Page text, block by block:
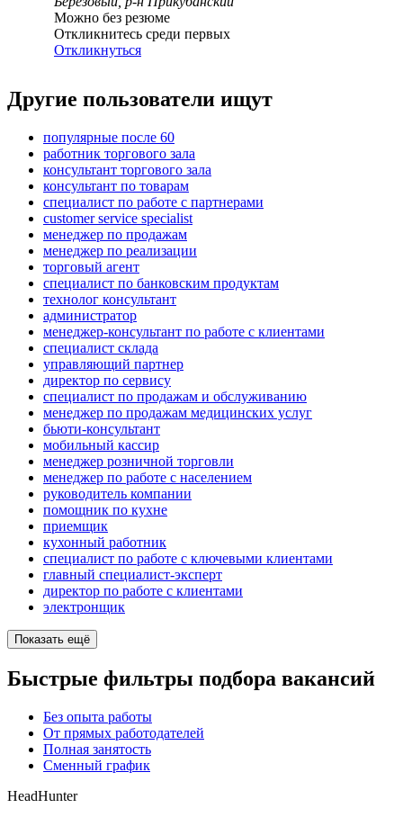
Можно без резюме
Откликнитесь среди первых
Откликнуться
Другие пользователи ищут
популярные после 60
работник торгового зала
консультант торгового зала
консультант по товарам
специалист по работе с партнерами
customer service specialist
менеджер по продажам
менеджер по реализации
торговый агент
специалист по банковским продуктам
технолог консультант
администратор
менеджер-консультант по работе с клиентами
специалист склада
управляющий партнер
директор по сервису
специалист по продажам и обслуживанию
менеджер по продажам медицинских услуг
бьюти-консультант
мобильный кассир
менеджер розничной торговли
менеджер по работе с населением
руководитель компании
помощник по кухне
приемщик
кухонный работник
специалист по работе с ключевыми клиентами
главный специалист-эксперт
директор по работе с клиентами
электронщик
Показать ещё
Быстрые фильтры подбора вакансий
Без опыта работы
От прямых работодателей
Полная занятость
Сменный график
HeadHunter